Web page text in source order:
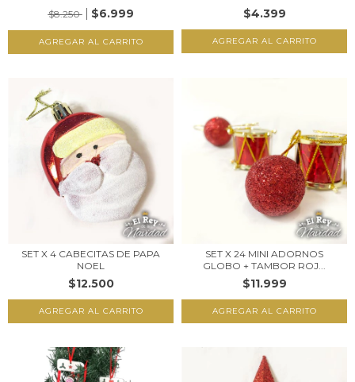
$8.250
$6.999 $4.399
SET X 4 CABECITAS DE PAPA
NOEL
$12.500
SET X 24 MINI ADORNOS
GLOBO + TAMBOR ROJ...
$11.999